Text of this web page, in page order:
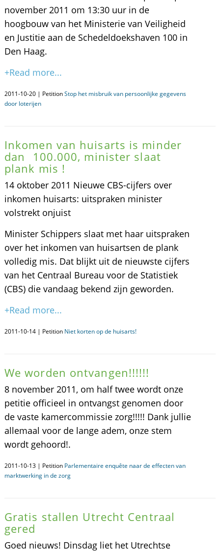
november 2011 om 13:30 uur in de
hoogbouw van het Ministerie van Veiligheid
en Justitie aan de Schedeldoekshaven 100 in
Den Haag.
+Read more...
2011-10-20 | PetitionStop het misbruik van persoonlijke gegevens
door loterijen
Inkomen van huisarts is minder
dan  100.000, minister slaat
plank mis !
14 oktober 2011 Nieuwe CBS-cijfers over
inkomen huisarts: uitspraken minister
volstrekt onjuist
Minister Schippers slaat met haar uitspraken
over het inkomen van huisartsen de plank
volledig mis. Dat blijkt uit de nieuwste cijfers
van het Centraal Bureau voor de Statistiek
(CBS) die vandaag bekend zijn geworden.
+Read more...
2011-10-14 | Petition Niet korten op de huisarts!
We worden ontvangen!!!!!!
8 november 2011, om half twee wordt onze
petitie officieel in ontvangst genomen door
de vaste kamercommissie zorg!!!!! Dank jullie
allemaal voor de lange adem, onze stem
wordt gehoord!.
2011-10-13 | Petition Parlementaire enquête naar de effecten van
marktwerking in de zorg
Gratis stallen Utrecht Centraal
gered
Goed nieuws! Dinsdag liet het Utrechtse